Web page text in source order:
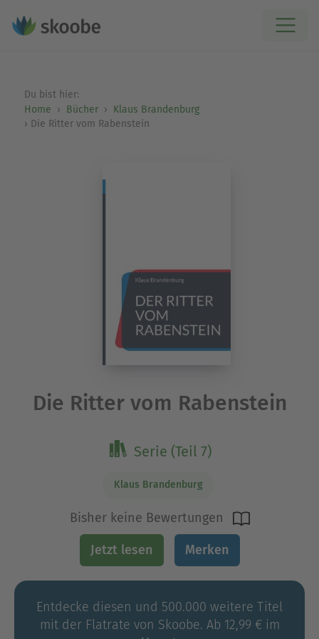
Du bist hier:
Home
Bücher
Klaus Brandenburg
Die Ritter vom Rabenstein
Die Ritter vom Rabenstein
Serie (Teil 7)
Klaus Brandenburg
Bisher keine Bewertungen
Jetzt lesen Merken
Entdecke diesen und 500.000 weitere Titel
mit der Flatrate von Skoobe. Ab 12,99 € im